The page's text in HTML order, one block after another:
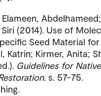
Elameen, Abdelhameed;
(2014). Use of
Seed Material for
Katrin; Kirmer, Anita;
Guidelines for
. s. 57-75.